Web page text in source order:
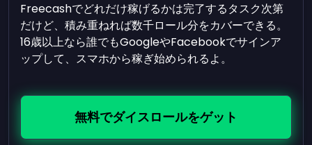
Freecashでどれだけ稼げるかは完了するタスク次第
だけど、積み重ねれば数千ロール分をカバーできる。
16歳以上なら誰でもGoogleやFacebookでサインア
ップして、スマホから稼ぎ始められるよ。
無料でダイスロールをゲット